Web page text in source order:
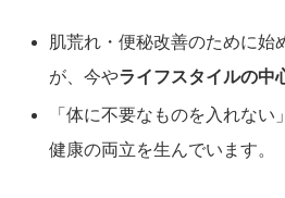
肌荒れ・便秘改善のために始
が、今やライフスタイルの中
「体に不要なものを入れない
健康の両立を生んでいます。